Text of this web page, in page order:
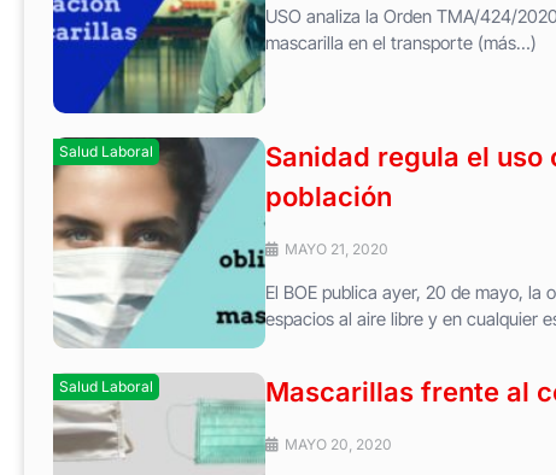
USO analiza la Orden TMA/424/
mascarilla en el transporte (más…)
Salud Laboral
Sanidad regula el
población
MAYO 21, 2020
El BOE publica ayer, 20 de mayo, la
espacios al aire libre y en cualquier
Salud Laboral Mascarillas frente al
MAYO 20, 2020